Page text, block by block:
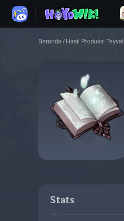
Beranda / Hasil Produksi Teyvat
Stats